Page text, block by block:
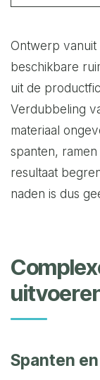
Ontwerp
beschikbare
uit de
Verdubbeling
materiaal
spanten,
resultaat
naden is dus
Spanten